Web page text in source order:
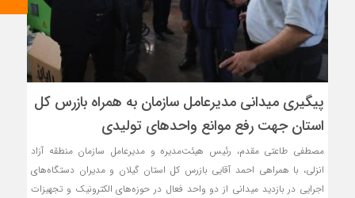
پیگیری میدانی مدیرعامل سازمان به همراه بازرس كل
استان جهت رفع موانع واحدهای تولیدی
مصطفی طاعتی مقدم، رئیس هیئت‌مدیره و مدیرعامل سازمان منطقه آزاد
انزلی، با همراهی احمد آقایی بازرس کل استان گیلان و مدیران دستگاه‌های
اجرایی در بازدید میدانی از دو واحد فعال در حوزه‌های الکترونیک و تجهیزات